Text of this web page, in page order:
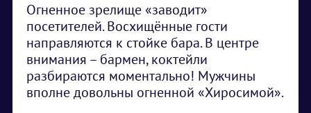
Огненное зрелище «заводит»
посетителей. Восхищённые гости
направляются к стойке бара. В центре
внимания – бармен, коктейли
разбираются моментально! Мужчины
вполне довольны огненной «Хиросимой».